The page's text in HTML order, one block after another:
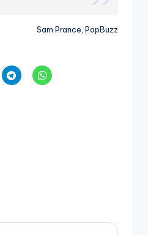
Sam Prance, PopBuzz